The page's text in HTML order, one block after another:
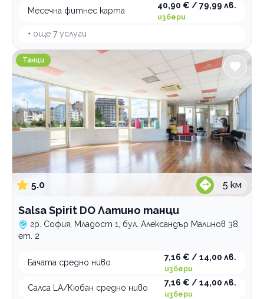
Месечна фитнес карта
40,90 € / 79,99 лв.
избери
+ още 7 услуги
Salsa Spirit DO Латино танци
Танци
5.0 5 км
Salsa Spirit DO Латино танци
гр. София, Младост 1, бул. Александър Малинов 38,
ет. 2
Бачата средно ниво
7,16 € / 14,00 лв.
избери
Салса LA/Кюбан средно ниво
7,16 € / 14,00 лв.
избери